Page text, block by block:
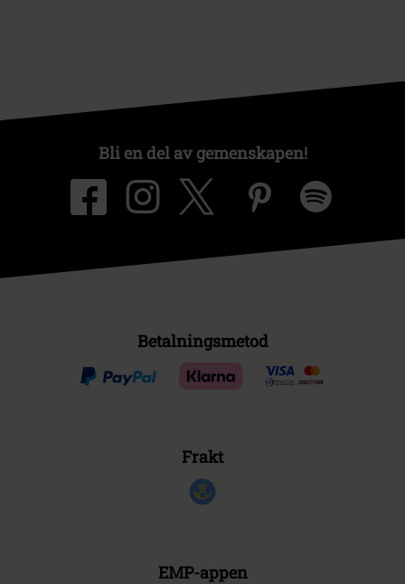
Bli en del av gemenskapen!
Betalningsmetod
Frakt
EMP-appen